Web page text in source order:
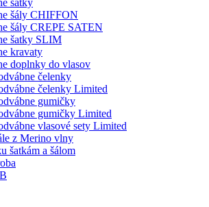
šatky
šály CHIFFON
šály CREPE SATEN
šatky SLIM
kravaty
doplnky do vlasov
čelenky
čelenky Limited
gumičky
gumičky Limited
vlasové sety Limited
z Merino vlny
šatkám a šálom